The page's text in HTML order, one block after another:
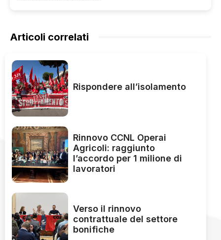
Articoli correlati
Rispondere all’isolamento
Rinnovo CCNL Operai
Agricoli: raggiunto
l’accordo per 1 milione di
lavoratori
Verso il rinnovo
contrattuale del settore
bonifiche